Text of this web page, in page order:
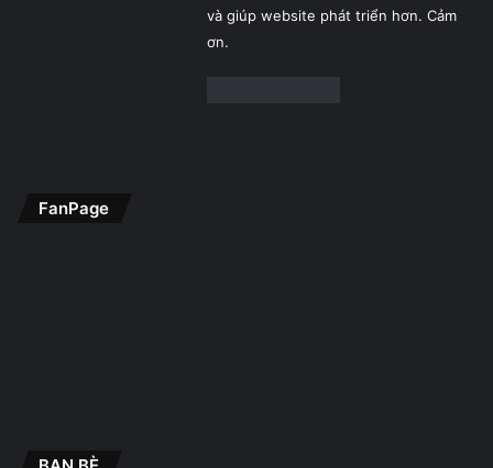
và giúp website phát triển hơn. Cảm
ơn.
FanPage